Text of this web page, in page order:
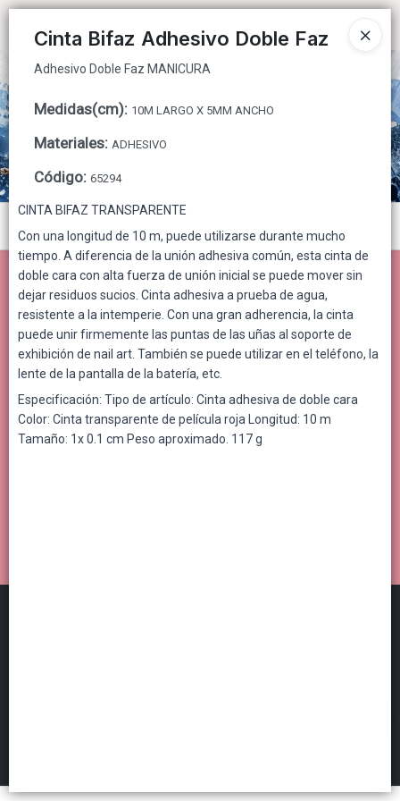
Adhesivo Doble Faz MANICURA
Cinta Bifaz Adhesivo Doble Faz
Adhesivo Doble Faz MANICURA
Medidas(cm): 10M LARGO X 5MM ANCHO
Materiales: ADHESIVO
Código: 65294
CINTA BIFAZ TRANSPARENTE
Con una longitud de 10 m, puede utilizarse durante mucho
tiempo. A diferencia de la unión adhesiva común, esta cinta de
doble cara con alta fuerza de unión inicial se puede mover sin
dejar residuos sucios. Cinta adhesiva a prueba de agua,
resistente a la intemperie. Con una gran adherencia, la cinta
puede unir firmemente las puntas de las uñas al soporte de
exhibición de nail art. También se puede utilizar en el teléfono, la
lente de la pantalla de la batería, etc.
Especificación: Tipo de artículo: Cinta adhesiva de doble cara
Color: Cinta transparente de película roja Longitud: 10 m
Tamaño: 1x 0.1 cm Peso aproximado. 117 g
CÓMO COMPRAR
QUIÉNES SOMOS
Adhesivo Doble Faz MANICURA
Lista vacía